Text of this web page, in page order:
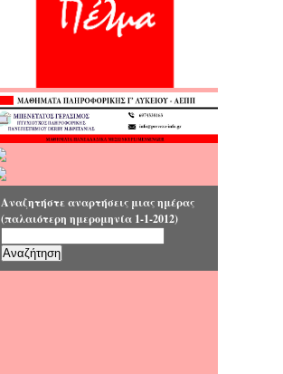
Αναζητήστε αναρτήσεις μιας ημέρας
(παλαιότερη ημερομηνία 1-1-2012)